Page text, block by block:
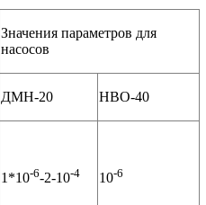
Значения параметров для
насосов
ДМН-20 НВО-40
1*10-6-2-10-4 10-6